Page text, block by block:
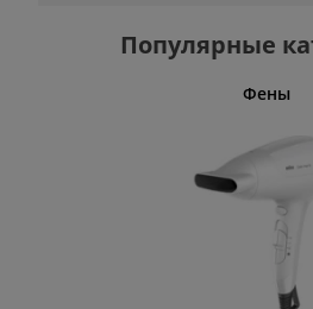
Популярные
Фены